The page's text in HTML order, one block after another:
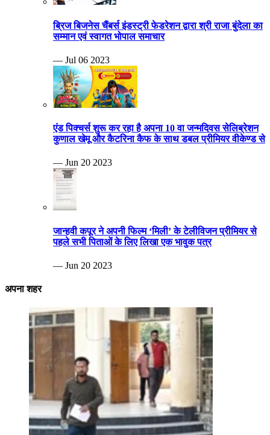
ब्रिज बिजनेस चैंबर्स इंडस्ट्री फेडरेशन द्वारा श्री राजा बुंदेला का
सम्मान एवं स्वागत भोपाल समाचार
— Jul 06 2023
एंड पिक्चर्स शुरू कर रहा है अपना 10 वा जन्मदिवस सेलिब्रेशन
कुणाल खेमू और कैटरिना कैफ के साथ डबल प्रीमियर वीकेण्ड से
— Jun 20 2023
जान्हवी कपूर ने अपनी फिल्म ‘मिली’ के टेलीविजन प्रीमियर से
पहले सभी पिताओं के लिए लिखा एक भावुक पत्र
— Jun 20 2023
अपना शहर